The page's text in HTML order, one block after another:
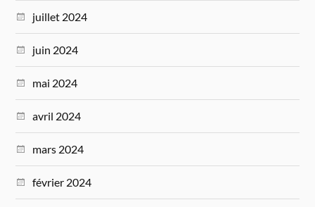
juillet 2024
juin 2024
mai 2024
avril 2024
mars 2024
février 2024